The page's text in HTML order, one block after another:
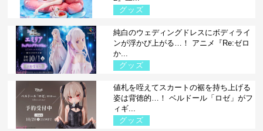
グッズ
純白のウェディングドレスにボディライ
ンが浮かび上がる…！ アニメ『Re:ゼロ
か...
グッズ
値札を咥えてスカートの裾を持ち上げる
姿は背徳的…！ ベルドール「ロゼ」がフ
ィギ...
グッズ